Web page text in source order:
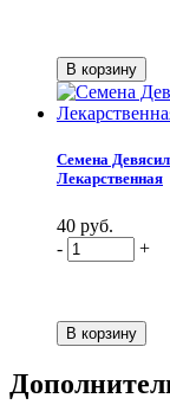
Семена
Лекарственная
40 руб.
-
+